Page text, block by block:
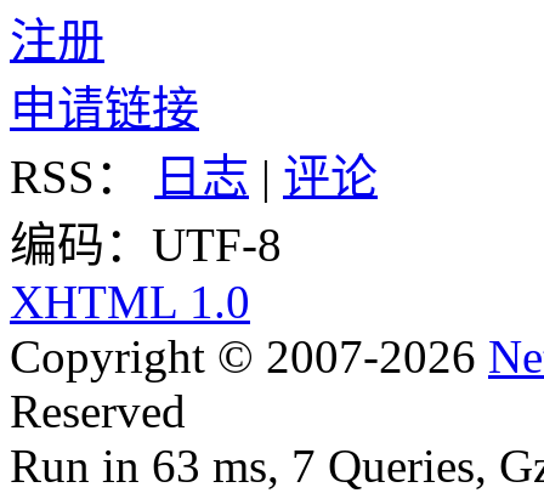
注册
申请链接
RSS：
日志 | 评论
编码：UTF-8
XHTML 1.0
Copyright © 2007-2026
Reserved
Run in 63 ms, 7 Queries,